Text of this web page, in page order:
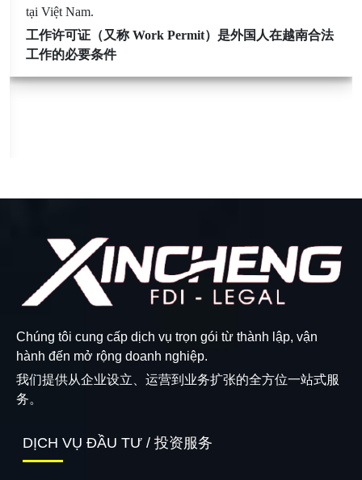
tại Việt Nam.
工作许可证（又称 Work Permit）是外国人在越南合法
工作的必要条件
Chúng tôi cung cấp dịch vụ trọn gói từ thành lập, vận
hành đến mở rộng doanh nghiệp.
我们提供从企业设立、运营到业务扩张的全方位一站式服
务。
DỊCH VỤ ĐẦU TƯ / 投资服务